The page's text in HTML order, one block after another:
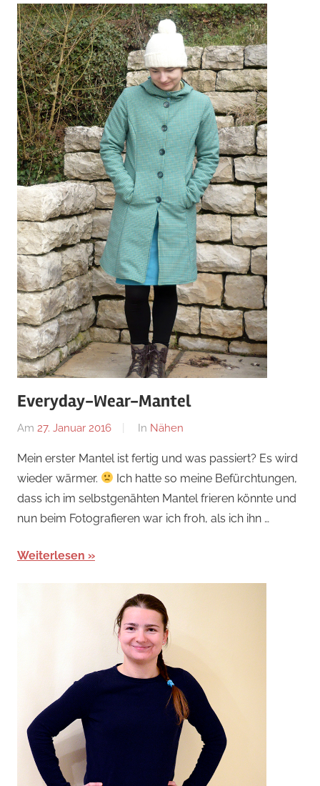
Everyday-Wear-Mantel
Am 27. Januar 2016
Von
In Nähen
Mein erster Mantel ist fertig und was passiert? Es wird
wieder wärmer.
Ich hatte so meine Befürchtungen,
dass ich im selbstgenähten Mantel frieren könnte und
nun beim Fotografieren war ich froh, als ich ihn …
Weiterlesen